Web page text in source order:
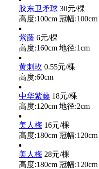
胶东卫矛球 30元/棵
高度:100cm 冠幅:100cm
紫藤 6元/棵
高度:160cm 地径:1cm
黄刺玫 0.55元/棵
高度:60cm
中华紫藤 18元/棵
高度:120cm 地径:2cm
美人梅 16元/棵
高度:180cm 冠幅:120cm
美人梅 28元/棵
高度:180cm 冠幅:120cm